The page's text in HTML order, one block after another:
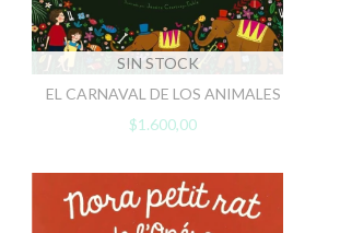
SIN STOCK
EL CARNAVAL DE LOS ANIMALES
$1.600,00